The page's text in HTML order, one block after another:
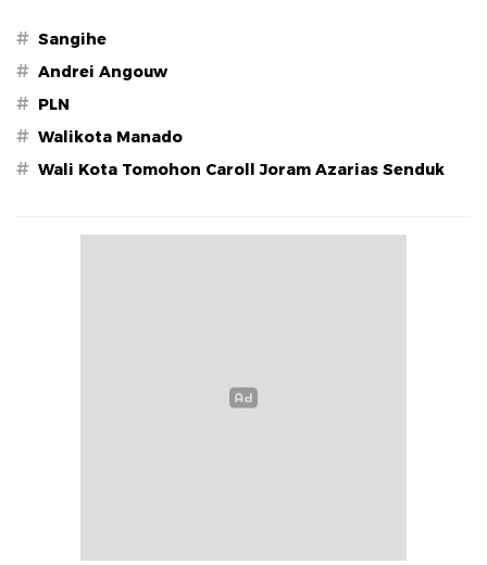
# Sangihe
# Andrei Angouw
# PLN
# Walikota Manado
# Wali Kota Tomohon Caroll Joram Azarias Senduk